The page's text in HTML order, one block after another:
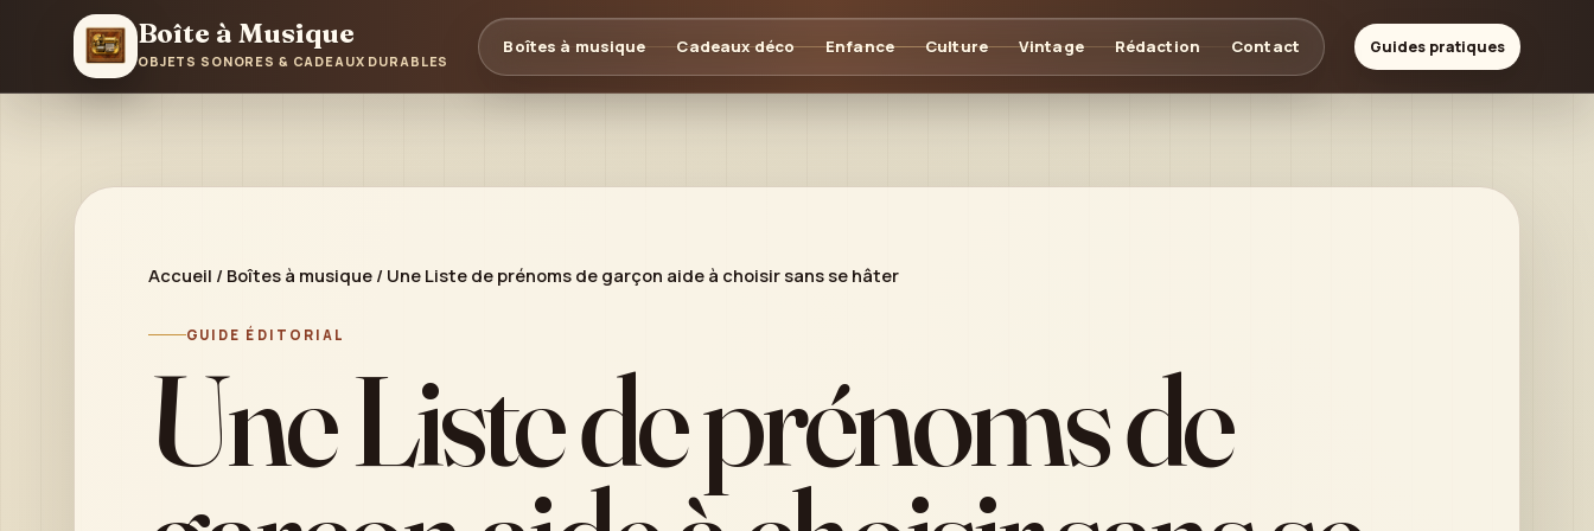
Boîte à Musique
OBJETS SONORES & CADEAUX DURABLES
Boîtes à musique Cadeaux déco Enfance Culture Vintage Rédaction Contact Guides pratiques
Accueil / Boîtes à musique / Une Liste de prénoms de garçon aide à choisir sans se hâter
GUIDE ÉDITORIAL
Une Liste de prénoms de